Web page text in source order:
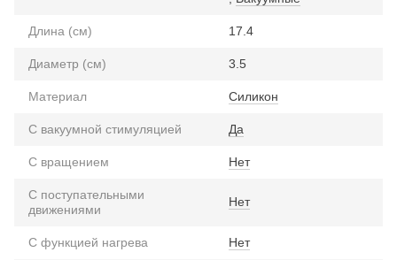
Длина (см) 17.4
Диаметр (см) 3.5
Материал Силикон
С вакуумной стимуляцией Да
С вращением Нет
С поступательными
движениями
Нет
С функцией нагрева Нет